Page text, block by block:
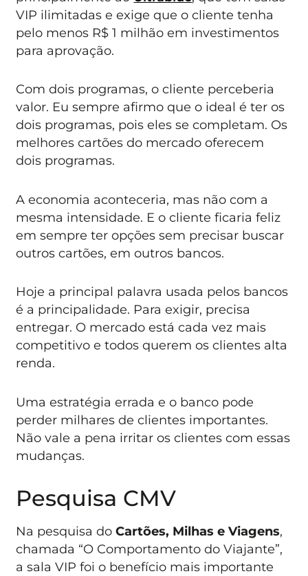
VIP ilimitadas e exige que o cliente tenha
pelo menos R$ 1 milhão em investimentos
para aprovação.
Com dois programas, o cliente perceberia
valor. Eu sempre afirmo que o ideal é ter os
dois programas, pois eles se completam. Os
melhores cartões do mercado oferecem
dois programas.
A economia aconteceria, mas não com a
mesma intensidade. E o cliente ficaria feliz
em sempre ter opções sem precisar buscar
outros cartões, em outros bancos.
Hoje a principal palavra usada pelos bancos
é a principalidade. Para exigir, precisa
entregar. O mercado está cada vez mais
competitivo e todos querem os clientes alta
renda.
Uma estratégia errada e o banco pode
perder milhares de clientes importantes.
Não vale a pena irritar os clientes com essas
mudanças.
Pesquisa CMV
Na pesquisa doCartões, Milhas e Viagens,
chamada “O Comportamento do Viajante”,
a sala VIP foi o benefício mais importante